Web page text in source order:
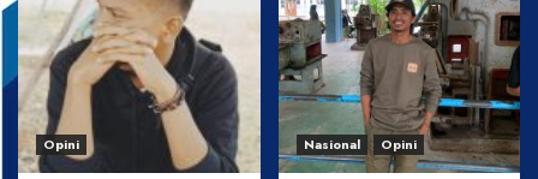
Opini Nasional Opini